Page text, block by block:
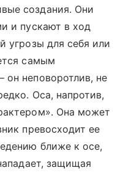
создания. Они
и пускают в ход
угрозы для себя или
самым
неповоротлив, не
Оса, напротив,
Она может
превосходит ее
ближе к осе,
защищая